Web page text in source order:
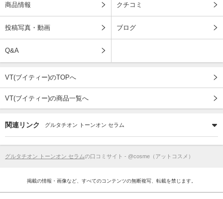
商品情報 クチコミ
投稿写真・動画 ブログ
Q&A
VT(ブイティー)のTOPへ
VT(ブイティー)の商品一覧へ
関連リンク グルタチオン トーンオン セラム
グルタチオン トーンオン セラムの口コミサイト - @cosme（アットコスメ）
掲載の情報・画像など、すべてのコンテンツの無断複写、転載を禁じます。